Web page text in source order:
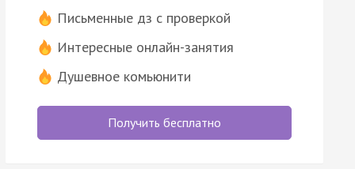
Письменные дз с проверкой
Интересные онлайн-занятия
Душевное комьюнити
Получить бесплатно